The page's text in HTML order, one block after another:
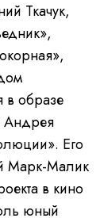
Ткачук,
в образе
Андрея
Его
Марк-Малик
в кино
юный